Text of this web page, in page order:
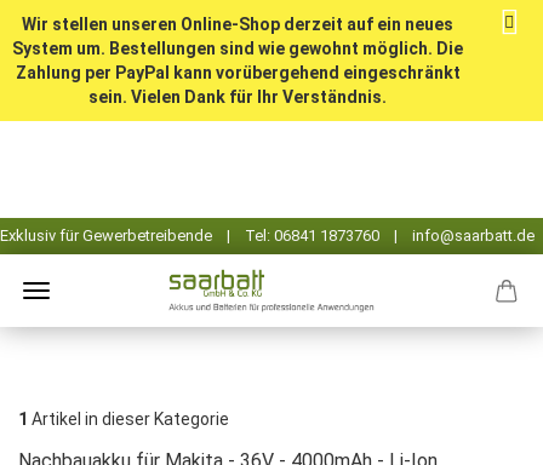
Wir stellen unseren Online-Shop derzeit auf ein neues
System um. Bestellungen sind wie gewohnt möglich. Die
Zahlung per PayPal kann vorübergehend eingeschränkt
sein. Vielen Dank für Ihr Verständnis.
1 Artikel in dieser Kategorie